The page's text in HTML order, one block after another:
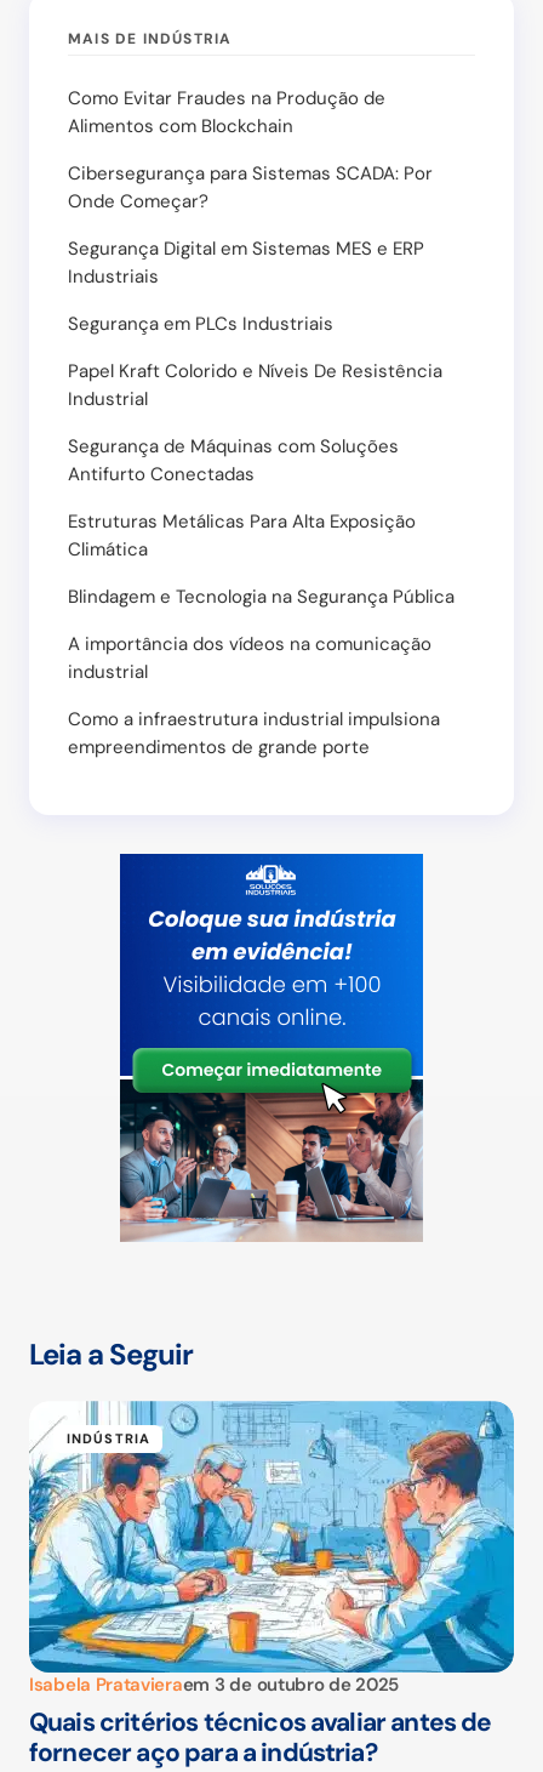
MAIS DE INDÚSTRIA
Como Evitar Fraudes na Produção de
Alimentos com Blockchain
Cibersegurança para Sistemas SCADA: Por
Onde Começar?
Segurança Digital em Sistemas MES e ERP
Industriais
Segurança em PLCs Industriais
Papel Kraft Colorido e Níveis De Resistência
Industrial
Segurança de Máquinas com Soluções
Antifurto Conectadas
Estruturas Metálicas Para Alta Exposição
Climática
Blindagem e Tecnologia na Segurança Pública
A importância dos vídeos na comunicação
industrial
Como a infraestrutura industrial impulsiona
empreendimentos de grande porte
Leia a Seguir
INDÚSTRIA
Isabela Pratavieraem 3 de outubro de 2025
Quais critérios técnicos avaliar antes de
fornecer aço para a indústria?